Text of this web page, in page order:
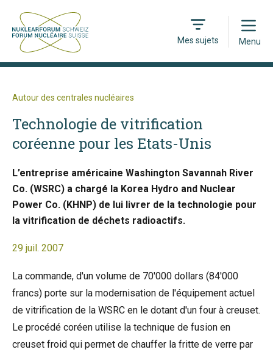
Mes sujets
Open
Menu
Autour des centrales nucléaires
Technologie de vitrification
coréenne pour les Etats-Unis
L’entreprise américaine Washington Savannah River
Co. (WSRC) a chargé la Korea Hydro and Nuclear
Power Co. (KHNP) de lui livrer de la technologie pour
la vitrification de déchets radioactifs.
29 juil. 2007
La commande, d'un volume de 70'000 dollars (84'000
francs) porte sur la modernisation de l'équipement actuel
de vitrification de la WSRC en le dotant d'un four à creuset.
Le procédé coréen utilise la technique de fusion en
creuset froid qui permet de chauffer la fritte de verre par